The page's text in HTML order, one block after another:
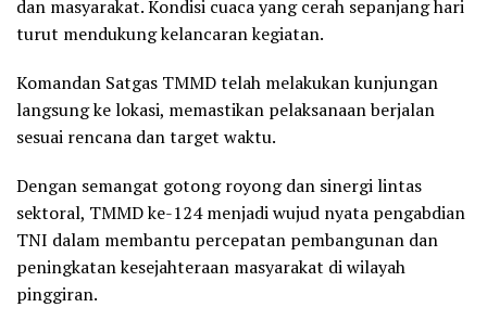
dan masyarakat. Kondisi cuaca yang cerah sepanjang hari
turut mendukung kelancaran kegiatan.
Komandan Satgas TMMD telah melakukan kunjungan
langsung ke lokasi, memastikan pelaksanaan berjalan
sesuai rencana dan target waktu.
Dengan semangat gotong royong dan sinergi lintas
sektoral, TMMD ke-124 menjadi wujud nyata pengabdian
TNI dalam membantu percepatan pembangunan dan
peningkatan kesejahteraan masyarakat di wilayah
pinggiran.